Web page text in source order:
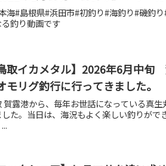
海#島根県#浜田市#初釣り#海釣り#磯釣
る釣り動画です
鳥取イカメタル】2026年6月中
モリグ釣行に行ってきました。
賀露港から、毎年お世話になっている真
した。当日は、海況もよく楽しい釣りが